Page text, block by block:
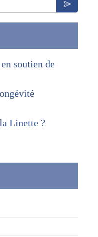
soutien de
Linette ?